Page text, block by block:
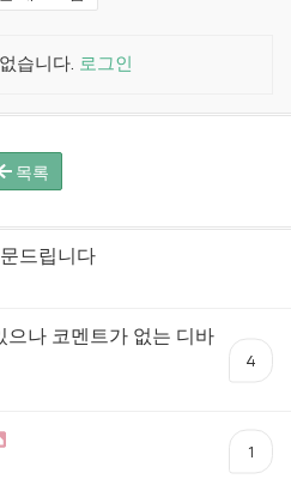
습니다. 로그인
목록
드립니다
나 코멘트가 없는 디바
4
1